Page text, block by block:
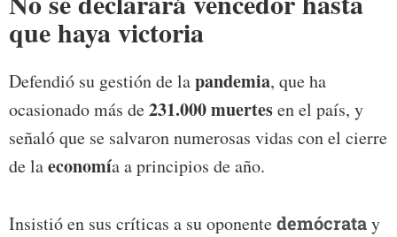
que haya victoria
Defendió su gestión de lapandemia, que ha
ocasionado más de231.000 muertesen el país, y
señaló que se salvaron numerosas vidas con el cierre
de laeconomía a principios de año.
Insistió en sus críticas a su oponentedemócratay